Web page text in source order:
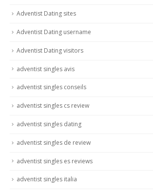
Adventist Dating sites
Adventist Dating username
Adventist Dating visitors
adventist singles avis
adventist singles conseils
adventist singles cs review
adventist singles dating
adventist singles de review
adventist singles es reviews
adventist singles italia